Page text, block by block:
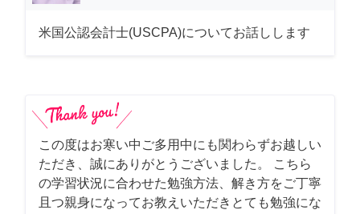
米国公認会計士(USCPA)についてお話しします
この度はお寒い中ご多用中にも関わらずお越しい
ただき、誠にありがとうございました。 こちら
の学習状況に合わせた勉強方法、解き方をご丁寧
且つ親身になってお教えいただきとても勉強にな